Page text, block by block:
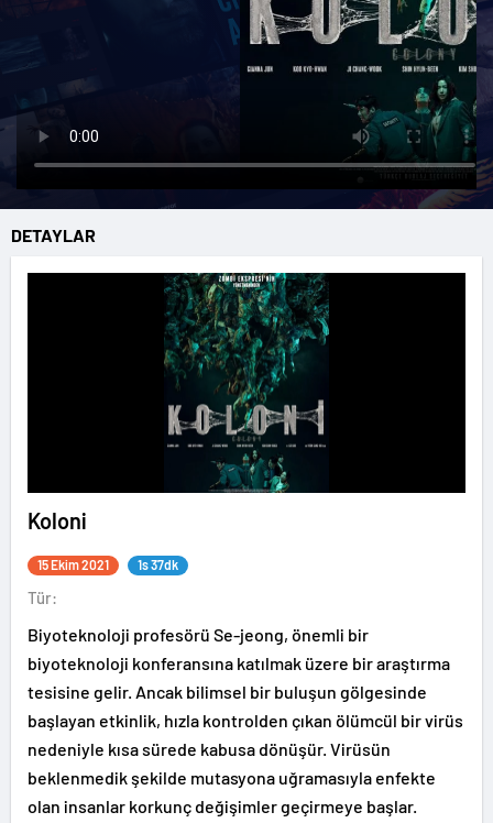
DETAYLAR
Koloni
15 Ekim 2021 1s 37dk
Tür:
Biyoteknoloji profesörü Se-jeong, önemli bir
biyoteknoloji konferansına katılmak üzere bir araştırma
tesisine gelir. Ancak bilimsel bir buluşun gölgesinde
başlayan etkinlik, hızla kontrolden çıkan ölümcül bir virüs
nedeniyle kısa sürede kabusa dönüşür. Virüsün
beklenmedik şekilde mutasyona uğramasıyla enfekte
olan insanlar korkunç değişimler geçirmeye başlar.